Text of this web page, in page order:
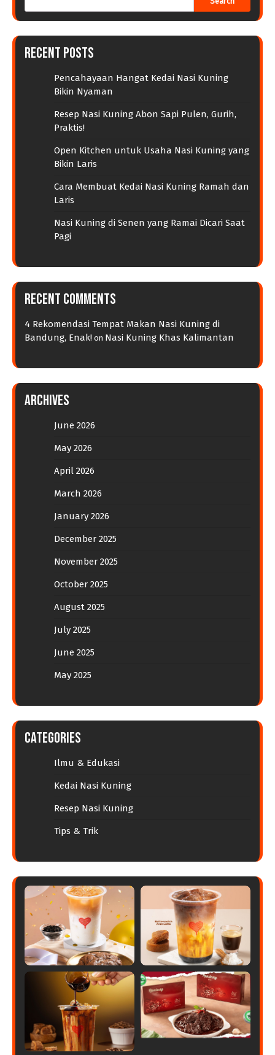
Recent Posts
Pencahayaan Hangat Kedai Nasi Kuning
Bikin Nyaman
Resep Nasi Kuning Abon Sapi Pulen, Gurih,
Praktis!
Open Kitchen untuk Usaha Nasi Kuning yang
Bikin Laris
Cara Membuat Kedai Nasi Kuning Ramah dan
Laris
Nasi Kuning di Senen yang Ramai Dicari Saat
Pagi
Recent Comments
4 Rekomendasi Tempat Makan Nasi Kuning di
Bandung, Enak! on Nasi Kuning Khas Kalimantan
Archives
June 2026
May 2026
April 2026
March 2026
January 2026
December 2025
November 2025
October 2025
August 2025
July 2025
June 2025
May 2025
Categories
Ilmu & Edukasi
Kedai Nasi Kuning
Resep Nasi Kuning
Tips & Trik